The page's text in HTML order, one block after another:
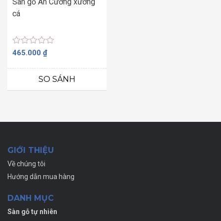
cá
Được
hạng
sao
465.000 ₫
SO SÁNH
GIỚI THIỆU
Về chúng tôi
Hướng dẫn mua hàng
DANH MỤC
Sàn gỗ tự nhiên